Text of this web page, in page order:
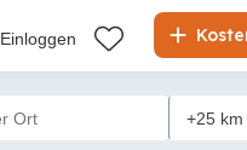
Einloggen